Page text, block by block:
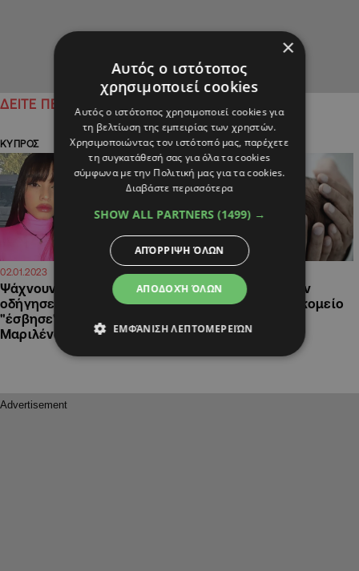
ΔΕΙΤΕ ΠΕΡΙΣΣΟΤΕΡΑ
ΚΥΠΡΟΣ
02.01.2023
Ψάχνουν το "νήμα" που
οδήγησε στο τροχαίο που
"έσβησε" η 25χρονη
Μαριλένα
ΕΛΛΑΔΑ
09.11.2019
Βρέφος τριών μηνών
ξεψύχησε στο νοσοκομείο
×
Αυτός ο ιστότοπος
χρησιμοποιεί cookies
Αυτός ο ιστότοπος χρησιμοποιεί cookies για
τη βελτίωση της εμπειρίας των χρηστών.
Χρησιμοποιώντας τον ιστότοπό μας, παρέχετε
τη συγκατάθεσή σας για όλα τα cookies
σύμφωνα με την Πολιτική μας για τα cookies.
Διαβάστε περισσότερα
SHOW ALL PARTNERS (1499) →
ΑΠΟΔΟΧΉ ΌΛΩΝ
ΑΠΌΡΡΙΨΗ ΌΛΩΝ
ΕΜΦΆΝΙΣΗ ΛΕΠΤΟΜΕΡΕΙΏΝ